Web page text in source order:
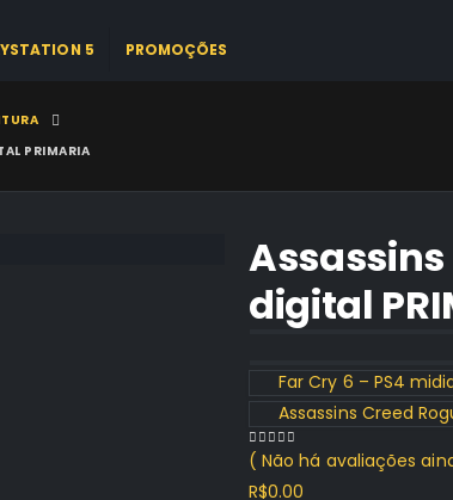
5 PROMOÇÕES
PRIMARIA
Assassins
digital
Far Cry 6 – PS4
Assassins Creed
0 out of 5
( Não há avaliações
R$0.00